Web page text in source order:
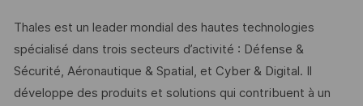
Thales est un leader mondial des hautes technologies
spécialisé dans trois secteurs d’activité : Défense &
Sécurité, Aéronautique & Spatial, et Cyber & Digital. Il
développe des produits et solutions qui contribuent à un